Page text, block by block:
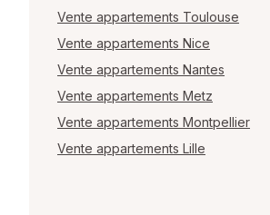
Vente appartements Toulouse
Vente appartements Nice
Vente appartements Nantes
Vente appartements Metz
Vente appartements Montpellier
Vente appartements Lille